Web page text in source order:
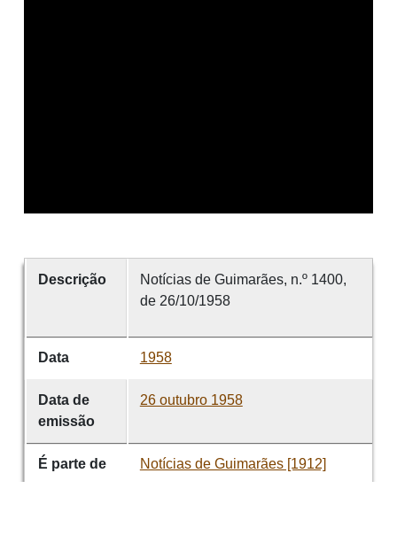
Descrição
Notícias de Guimarães, n.º 1400,
de 26/10/1958
Data 1958
Data de
emissão
26 outubro 1958
É parte de Notícias de Guimarães [1912]